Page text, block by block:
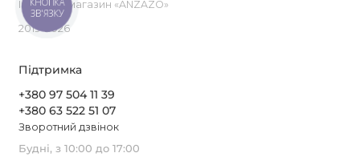
Інтернет-магазин «ANZAZO»
2019-2026
Підтримка
+380 97 504 11 39
+380 63 522 51 07
Зворотний дзвінок
Будні, з 10:00 до 17:00
ЗВ'ЯЗКУ